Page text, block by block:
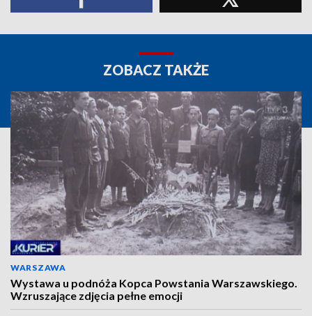
ZOBACZ TAKŻE
WARSZAWA
Wystawa u podnóża Kopca Powstania Warszawskiego.
Wzruszające zdjęcia pełne emocji